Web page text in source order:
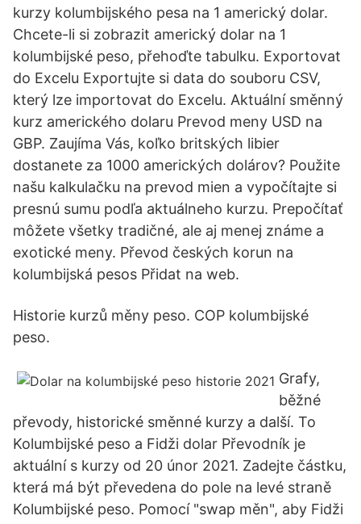
kurzy kolumbijského pesa na 1 americký dolar.
Chcete-li si zobrazit americký dolar na 1
kolumbijské peso, přehoďte tabulku. Exportovat
do Excelu Exportujte si data do souboru CSV,
který lze importovat do Excelu. Aktuální směnný
kurz amerického dolaru Prevod meny USD na
GBP. Zaujíma Vás, koľko britských libier
dostanete za 1000 amerických dolárov? Použite
našu kalkulačku na prevod mien a vypočítajte si
presnú sumu podľa aktuálneho kurzu. Prepočítať
môžete všetky tradičné, ale aj menej známe a
exotické meny. Převod českých korun na
kolumbijská pesos Přidat na web.
Historie kurzů měny peso. COP kolumbijské
peso.
Grafy,
běžné
převody, historické směnné kurzy a další. To
Kolumbijské peso a Fidži dolar Převodník je
aktuální s kurzy od 20 únor 2021. Zadejte částku,
která má být převedena do pole na levé straně
Kolumbijské peso. Pomocí "swap měn", aby Fidži